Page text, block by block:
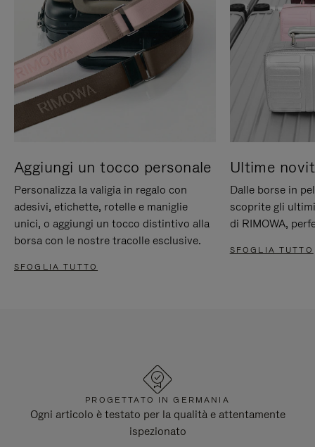
Aggiungi un tocco personale
Personalizza la valigia in regalo con
adesivi, etichette, rotelle e maniglie
unici, o aggiungi un tocco distintivo alla
borsa con le nostre tracolle esclusive.
SFOGLIA TUTTO
Ultime
Dalle borse in
scoprite gli
di RIMOWA,
SFOGLIA TUTTO
PROGETTATO IN GERMANIA
Ogni articolo è testato per la qualità e attentamente
ispezionato